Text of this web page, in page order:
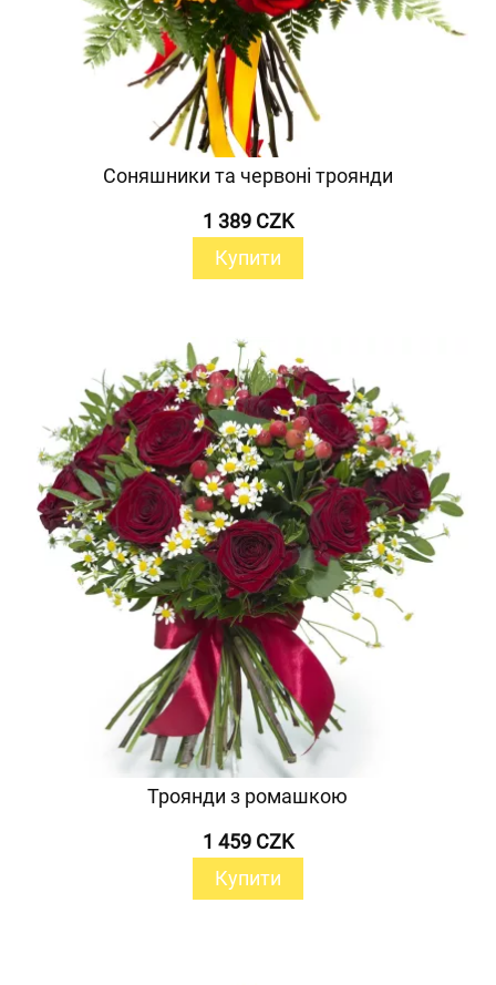
Соняшники та червоні троянди
1 389 CZK
Купити
Троянди з ромашкою
1 459 CZK
Купити